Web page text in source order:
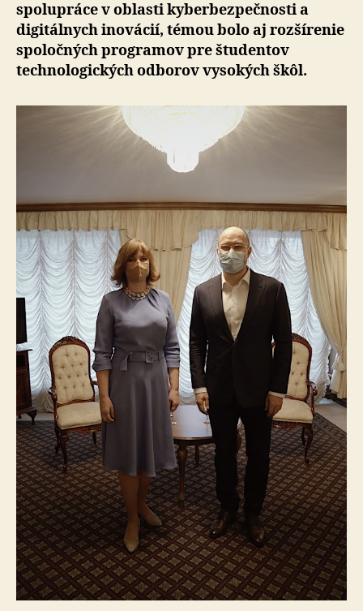
spolupráce v oblasti kyberbezpečnosti a
digitálnych inovácií, témou bolo aj rozšírenie
spoločných programov pre študentov
technologických odborov vysokých škôl.